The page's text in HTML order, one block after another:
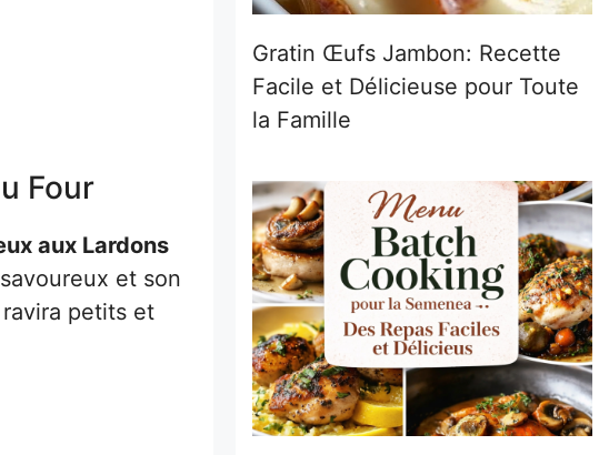
Four
aux Lardons
et son
petits et
Gratin Œufs Jambon: Recette
Facile et Délicieuse pour Toute
la Famille